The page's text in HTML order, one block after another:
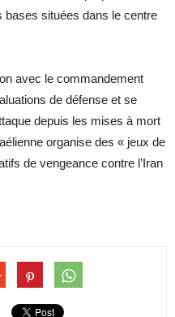
bases situées dans le centre
avec le commandement
de défense et se
depuis les mises à mort
organise des « jeux de
de vengeance contre l’Iran